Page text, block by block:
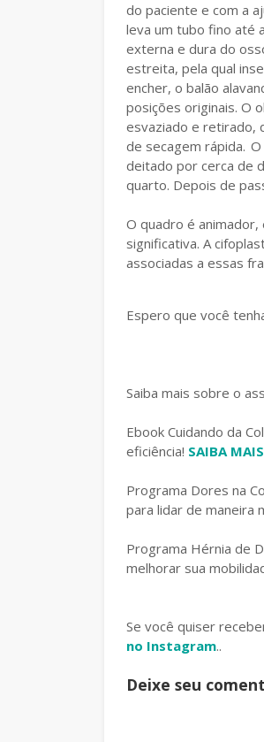
do paciente e com a
leva um tubo fino até
externa e dura do
estreita, pela qual
encher, o balão
posições originais. O
esvaziado e retirado,
de secagem rápida.
deitado por cerca de
quarto. Depois de
O quadro é
significativa. A
associadas a essas
Espero que você
Saiba mais sobre o
Ebook Cuidando da
eficiência! SAIBA
Programa Dores na
para lidar de maneira
Programa Hérnia de
melhorar sua
Se você quiser
no Instagram..
Deixe seu